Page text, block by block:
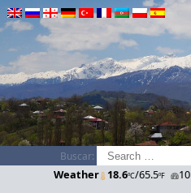
Buscar:
Weather 18.6ºC/65.5ºF